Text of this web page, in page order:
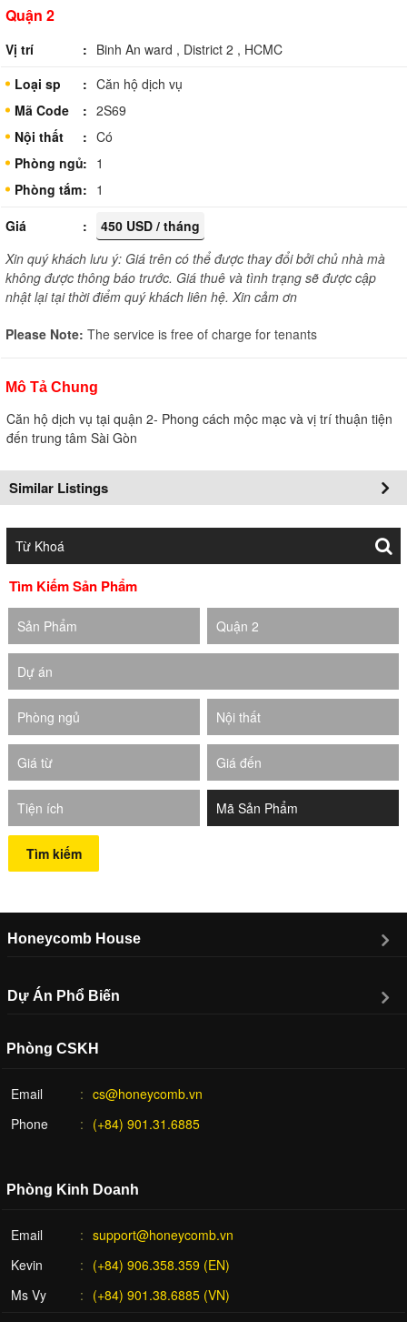
Quận 2
Vị trí
Binh An ward , District 2 , HCMC
Loại sp
Căn hộ dịch vụ
Mã Code
2S69
Nội thất
Có
Phòng ngủ
1
Phòng tắm
1
Giá
450 USD / tháng
Xin quý khách lưu ý: Giá trên có thể được thay đổi bởi chủ nhà mà
không được thông báo trước. Giá thuê và tình trạng sẽ được cập
nhật lại tại thời điểm quý khách liên hệ. Xin cảm ơn
Please Note: The service is free of charge for tenants
Mô Tả Chung
Căn hộ dịch vụ tại quận 2- Phong cách mộc mạc và vị trí thuận tiện
đến trung tâm Sài Gòn
Similar Listings
Tìm Kiếm Sản Phẩm
Sản Phẩm Quận 2
Dự án
Phòng ngủ Nội thất
Giá từ Giá đến
Tiện ích
Tìm kiếm
Honeycomb House
Dự Án Phổ Biến
Phòng CSKH
Email
cs@honeycomb.vn
Phone
(+84) 901.31.6885
Phòng Kinh Doanh
Email
support@honeycomb.vn
Kevin
(+84) 906.358.359 (EN)
Ms Vy
(+84) 901.38.6885 (VN)